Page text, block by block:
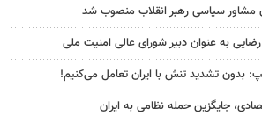
مشاور سیاسی رهبر انقلاب منصوب شد
به عنوان دبیر شورای عالی امنیت ملی
بدون تشدید تنش با ایران تعامل می‌کنیم!
جایگزین حمله نظامی به ایران